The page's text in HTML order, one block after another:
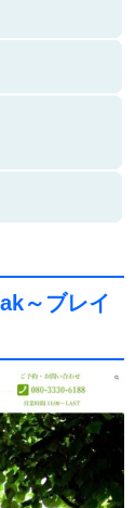
～ブレイ